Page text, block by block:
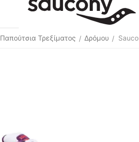
Παπούτσια Τρεξίματος / Δρόμου /